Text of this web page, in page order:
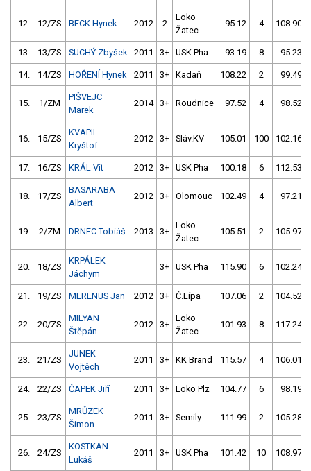
12. 12/ZS BECK Hynek 2012 2
Loko
Žatec
95.12 4 108.90
13. 13/ZS SUCHÝ Zbyšek 2011 3+ USK Pha 93.19 8 95.23
14. 14/ZS HOŘENÍ Hynek 2011 3+ Kadaň 108.22 2 99.49
15. 1/ZM
PIŠVEJC
Marek
2014 3+ Roudnice 97.52 4 98.52
16. 15/ZS
KVAPIL
Kryštof
2012 3+ Sláv.KV 105.01 100 102.16
17. 16/ZS KRÁL Vít 2012 3+ USK Pha 100.18 6 112.53
18. 17/ZS
BASARABA
Albert
2012 3+ Olomouc 102.49 4 97.21
19. 2/ZM DRNEC Tobiáš 2013 3+
Loko
Žatec
105.51 2 105.97
20. 18/ZS
KRPÁLEK
Jáchym
3+ USK Pha 115.90 6 102.24
21. 19/ZS MERENUS Jan 2012 3+ Č.Lípa 107.06 2 104.52
22. 20/ZS
MILYAN
Štěpán
2012 3+
Loko
Žatec
101.93 8 117.24
23. 21/ZS
JUNEK
Vojtěch
2011 3+ KK Brand 115.57 4 106.01
24. 22/ZS ČAPEK Jiří 2011 3+ Loko Plz 104.77 6 98.19
25. 23/ZS
MRŮZEK
Šimon
2011 3+ Semily 111.99 2 105.28
26. 24/ZS
KOSTKAN
Lukáš
2011 3+ USK Pha 101.42 10 108.97